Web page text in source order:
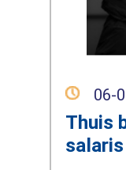
06-
Thuis